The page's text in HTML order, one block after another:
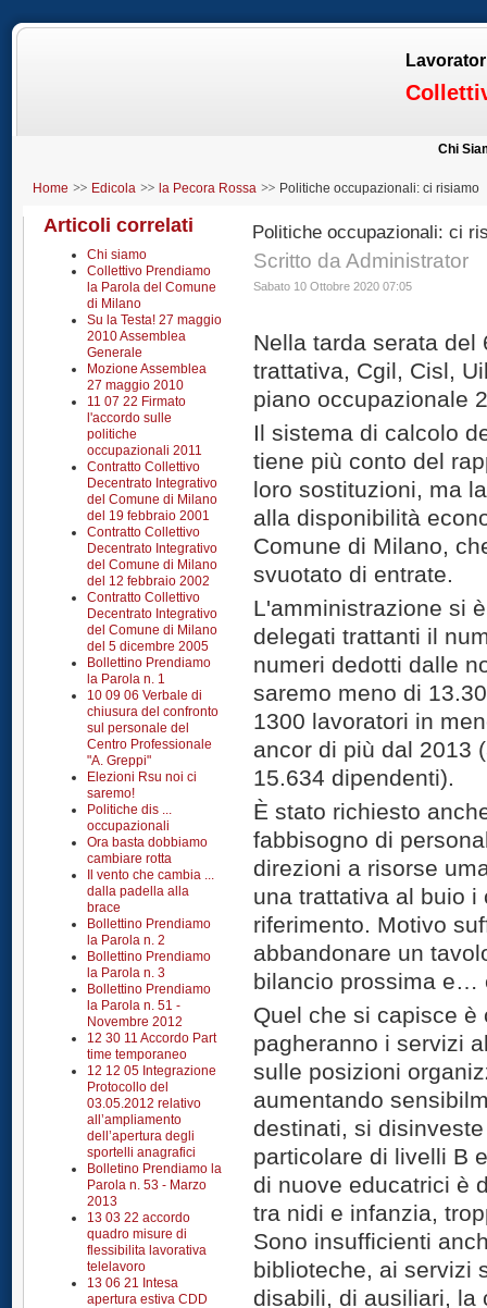
Chi
Home Edicola la Pecora Rossa Politiche occupazionali: ci risiamo
Articoli correlati
Chi siamo
Collettivo Prendiamo
la Parola del Comune
di Milano
Su la Testa! 27 maggio
2010 Assemblea
Generale
Mozione Assemblea
27 maggio 2010
11 07 22 Firmato
l'accordo sulle
politiche
occupazionali 2011
Contratto Collettivo
Decentrato Integrativo
del Comune di Milano
del 19 febbraio 2001
Contratto Collettivo
Decentrato Integrativo
del Comune di Milano
del 12 febbraio 2002
Contratto Collettivo
Decentrato Integrativo
del Comune di Milano
del 5 dicembre 2005
Bollettino Prendiamo
la Parola n. 1
10 09 06 Verbale di
chiusura del confronto
sul personale del
Centro Professionale
"A. Greppi"
Elezioni Rsu noi ci
saremo!
Politiche dis ...
occupazionali
Ora basta dobbiamo
cambiare rotta
Il vento che cambia ...
dalla padella alla
brace
Bollettino Prendiamo
la Parola n. 2
Bollettino Prendiamo
la Parola n. 3
Bollettino Prendiamo
la Parola n. 51 -
Novembre 2012
12 30 11 Accordo Part
time temporaneo
12 12 05 Integrazione
Protocollo del
03.05.2012 relativo
all’ampliamento
dell’apertura degli
sportelli anagrafici
Bolletino Prendiamo la
Parola n. 53 - Marzo
2013
13 03 22 accordo
quadro misure di
flessibilita lavorativa
telelavoro
13 06 21 Intesa
apertura estiva CDD
Politiche occupazionali: ci
Scritto da Administrator
Sabato 10 Ottobre 2020 07:05
Nella tarda serata del
trattativa, Cgil, Cisl,
piano occupazionale
Il sistema di calcolo
tiene più conto del
loro sostituzioni, ma
alla disponibilità
Comune di Milano,
svuotato di entrate.
L'amministrazione si
delegati trattanti il
numeri dedotti dalle
saremo meno di
1300 lavoratori in
ancor di più dal 2013
15.634 dipendenti).
È stato richiesto
fabbisogno di
direzioni a risorse
una trattativa al buio
riferimento. Motivo
abbandonare un
bilancio prossima e…
Quel che si capisce
pagheranno i servizi
sulle posizioni
aumentando
destinati, si
particolare di livelli B
di nuove educatrici è
tra nidi e infanzia,
Sono insufficienti
biblioteche, ai servizi
disabili, di ausiliari, la